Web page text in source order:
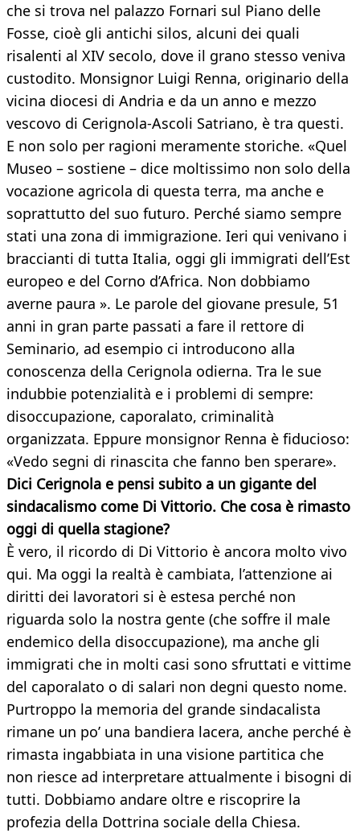
che si trova nel palazzo Fornari sul Piano delle
Fosse, cioè gli antichi silos, alcuni dei quali
risalenti al XIV secolo, dove il grano stesso veniva
custodito. Monsignor Luigi Renna, originario della
vicina diocesi di Andria e da un anno e mezzo
vescovo di Cerignola-Ascoli Satriano, è tra questi.
E non solo per ragioni meramente storiche. «Quel
Museo – sostiene – dice moltissimo non solo della
vocazione agricola di questa terra, ma anche e
soprattutto del suo futuro. Perché siamo sempre
stati una zona di immigrazione. Ieri qui venivano i
braccianti di tutta Italia, oggi gli immigrati dell’Est
europeo e del Corno d’Africa. Non dobbiamo
averne paura ». Le parole del giovane presule, 51
anni in gran parte passati a fare il rettore di
Seminario, ad esempio ci introducono alla
conoscenza della Cerignola odierna. Tra le sue
indubbie potenzialità e i problemi di sempre:
disoccupazione, caporalato, criminalità
organizzata. Eppure monsignor Renna è fiducioso:
«Vedo segni di rinascita che fanno ben sperare».
Dici Cerignola e pensi subito a un gigante del
sindacalismo come Di Vittorio. Che cosa è rimasto
oggi di quella stagione?
È vero, il ricordo di Di Vittorio è ancora molto vivo
qui. Ma oggi la realtà è cambiata, l’attenzione ai
diritti dei lavoratori si è estesa perché non
riguarda solo la nostra gente (che soffre il male
endemico della disoccupazione), ma anche gli
immigrati che in molti casi sono sfruttati e vittime
del caporalato o di salari non degni questo nome.
Purtroppo la memoria del grande sindacalista
rimane un po’ una bandiera lacera, anche perché è
rimasta ingabbiata in una visione partitica che
non riesce ad interpretare attualmente i bisogni di
tutti. Dobbiamo andare oltre e riscoprire la
profezia della Dottrina sociale della Chiesa.